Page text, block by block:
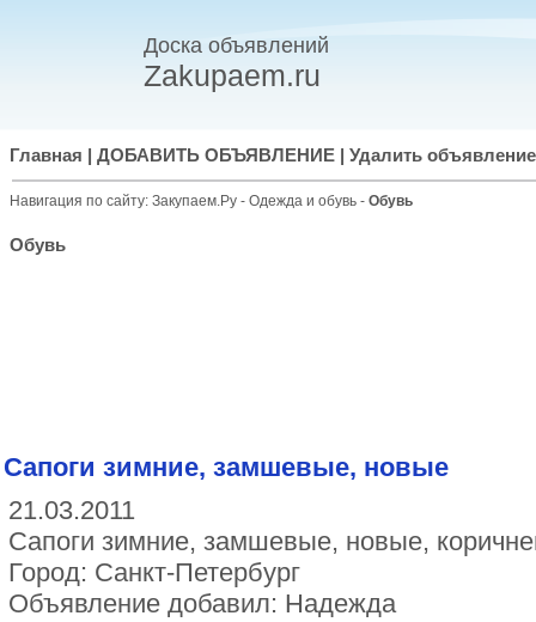
Доска объявлений
Zakupaem.ru
Главная ДОБАВИТЬ ОБЪЯВЛЕНИЕ Удалить объявление
Навигация по сайту: Закупаем.Ру - Одежда и обувь - Обувь
Обувь
Сапоги зимние, замшевые, новые
21.03.2011
Сапоги зимние, замшевые, новые,
Город: Санкт-Петербург
Объявление добавил: Надежда